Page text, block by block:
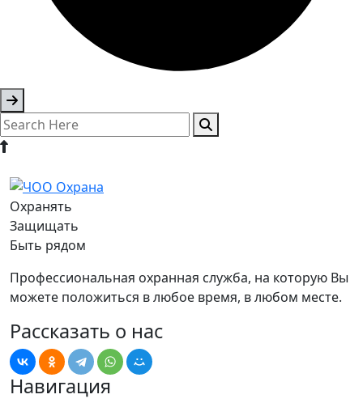
Охранять
Защищать
Быть рядом
Профессиональная охранная служба, на которую Вы
можете положиться в любое время, в любом месте.
Рассказать о нас
Навигация